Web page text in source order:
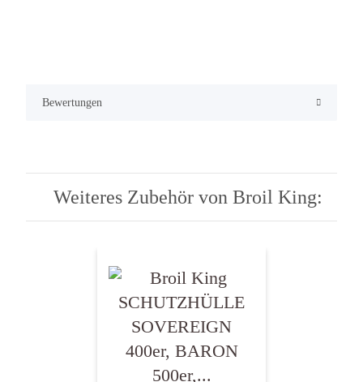
Bewertungen
Weiteres Zubehör von Broil King: